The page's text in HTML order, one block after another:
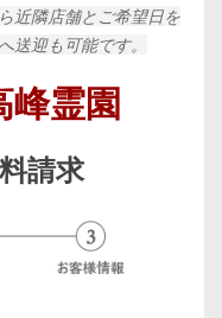
近隣店舗とご希望日を
送迎も可能です。
峰霊園
請求